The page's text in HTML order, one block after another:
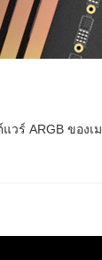
ARGB ของ